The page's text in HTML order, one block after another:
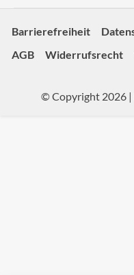
Barrierefreiheit
AGB
Widerrufsrecht
© Copyright 2026 |